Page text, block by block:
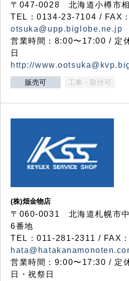
〒047-0028 北海道小樽市
TEL：0134-23-7104 / FAX
otsuka@upp.biglobe.ne.jp
営業時間：8:00〜17:00 / 定
日
http://
販売可 工事・取付可
(株)畑金物店
〒060-0031 北海道札幌市中
6番地
TEL：011-281-2311 / FAX
営業時間：9:00〜17:30 / 定
日・祝祭日